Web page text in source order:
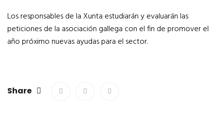
Los responsables de la Xunta estudiarán y evaluarán las
peticiones de la asociación gallega con el fin de promover el
año próximo nuevas ayudas para el sector.
Share